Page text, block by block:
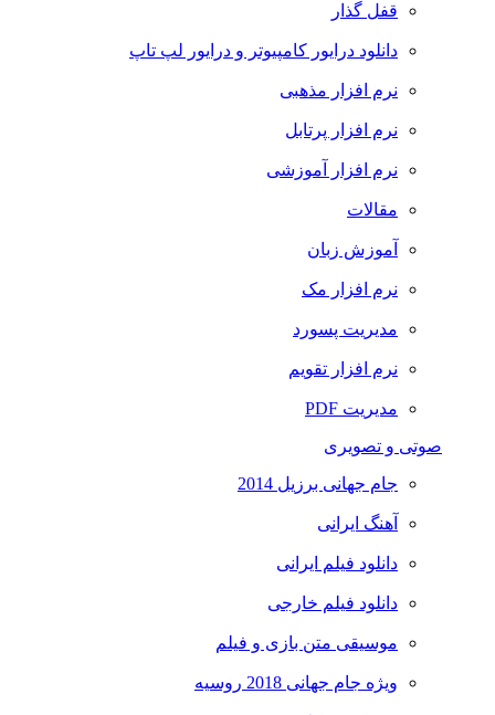
قفل گذار
دانلود درایور کامپیوتر و درایور لپ تاپ
نرم افزار مذهبی
نرم افزار پرتابل
نرم افزار آموزشی
مقالات
آموزش زبان
نرم افزار مک
مدیریت پسورد
نرم افزار تقویم
مدیریت PDF
صوتی و تصویری
جام جهانی برزیل 2014
آهنگ ایرانی
دانلود فیلم ایرانی
دانلود فیلم خارجی
موسیقی متن بازی و فیلم
ویژه جام جهانی 2018 روسیه